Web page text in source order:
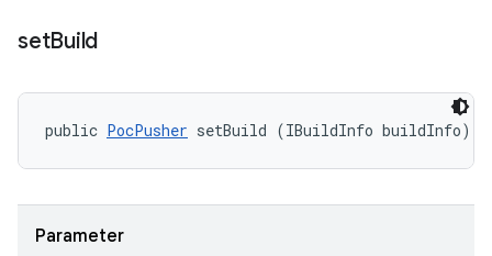
setBuild
public PocPusher setBuild (IBuildInfo buildInfo)
Parameter